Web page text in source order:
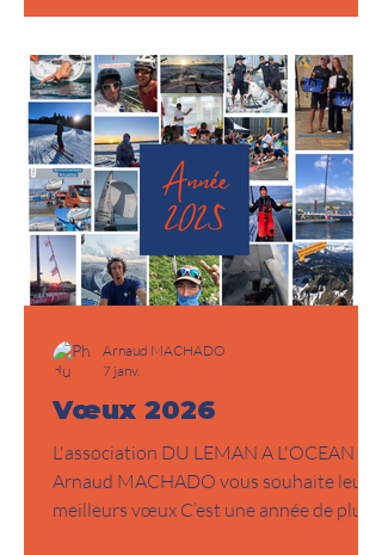
double ou en équipage. Au calendrier
figurent le Trophée Laura Vergne , le
mythique SPI Ouest-France , la
Fig’Armor
Vœux 2026
L'association DU LEMAN A L'OCEAN et
Arnaud MACHADO vous souhaite leurs
meilleurs vœux C’est une année de plus
Arnaud MACHADO
7 janv.